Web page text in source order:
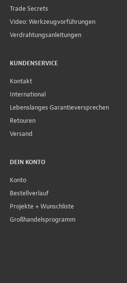
Trade Secrets
Video: Werkzeugvorführungen
Verdrahtungsanleitungen
KUNDENSERVICE
Kontakt
International
Lebenslanges Garantieversprechen
Retouren
Versand
DEIN KONTO
Konto
Bestellverlauf
Projekte + Wunschliste
Großhandelsprogramm